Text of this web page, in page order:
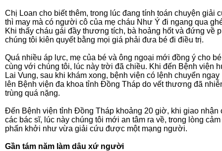
Chị Loan cho biết thêm, trong lúc đang tính toán chuyện giải
thì may mà có người cô của mẹ cháu Như Ý đi ngang qua
Khi thấy cháu gái đầy thương tích, bà hoảng hốt và đứng về
chúng tôi kiên quyết bằng mọi giá phải đưa bé đi điều trị.
Quá nhiều áp lực, mẹ của bé và ông ngoại mới đồng ý cho
cùng với chúng tôi, lúc này trời đã chiều. Khi đến Bệnh viện
Lai Vung, sau khi khám xong, bệnh viện có lệnh chuyển ngay
lên Bệnh viện đa khoa tỉnh Đồng Tháp do vết thương đã
trùng quá nặng.
Đến Bệnh viện tỉnh Đồng Tháp khoảng 20 giờ, khi giao nhận
các bác sĩ, lúc này chúng tôi mới an tâm ra về, trong lòng cảm
phấn khởi như vừa giải cứu được một mạng người.
Gần tám năm làm dâu xứ người